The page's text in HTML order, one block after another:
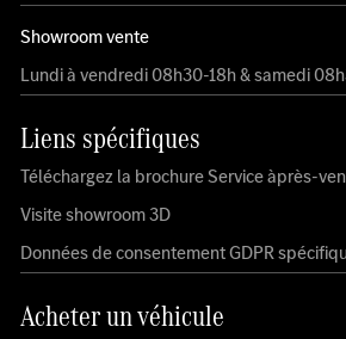
Showroom vente
Lundi à vendredi 08h30-18h & samedi
Liens spécifiques
Téléchargez la brochure Service àprès-
Visite showroom 3D
Données de consentement GDPR
Acheter un véhicule